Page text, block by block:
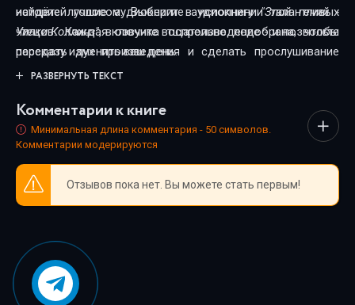
найдёте лучшие аудиокниги в исполнении талантливых
чтецов. Каждая озвучка тщательно подобрана, чтобы
передать дух произведения и сделать прослушивание
максимально комфортным. Новинки и классика,
собрали всё, чтобы каждый нашёл книгу по душе.
историей голосом. Выберите аудиокнигу"Злой гений -
Уилки Коллинз", включите воспроизведение - и позвольте
рассказу изменить ваш день.
РАЗВЕРНУТЬ ТЕКСТ
Комментарии к книге
Минимальная длина комментария - 50 символов.
Комментарии модерируются
Отзывов пока нет. Вы можете стать первым!